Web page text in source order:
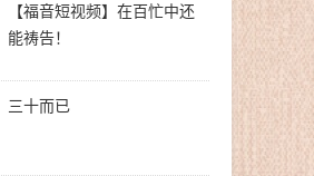
【福音短视频】在百忙中还
能祷告！
三十而已